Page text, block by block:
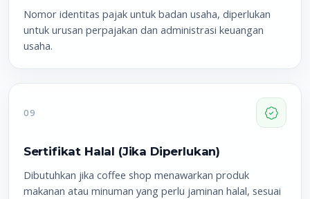
Nomor identitas pajak untuk badan usaha, diperlukan
untuk urusan perpajakan dan administrasi keuangan
usaha.
09
Sertifikat Halal (Jika Diperlukan)
Dibutuhkan jika coffee shop menawarkan produk
makanan atau minuman yang perlu jaminan halal, sesuai